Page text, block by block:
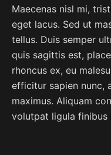
Maecenas nisl mi,
eget lacus. Sed ut
tellus. Duis semper
quis sagittis est,
rhoncus ex, eu
efficitur sapien nunc,
maximus. Aliquam
volutpat ligula finibus